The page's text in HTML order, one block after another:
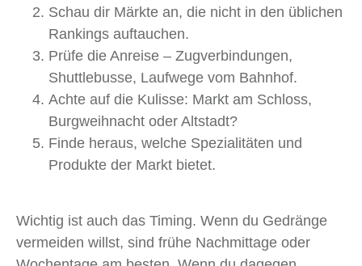
Schau dir Märkte an, die nicht in den üblichen
Rankings auftauchen.
Prüfe die Anreise – Zugverbindungen,
Shuttlebusse, Laufwege vom Bahnhof.
Achte auf die Kulisse: Markt am Schloss,
Burgweihnacht oder Altstadt?
Finde heraus, welche Spezialitäten und
Produkte der Markt bietet.
Wichtig ist auch das Timing. Wenn du Gedränge
vermeiden willst, sind frühe Nachmittage oder